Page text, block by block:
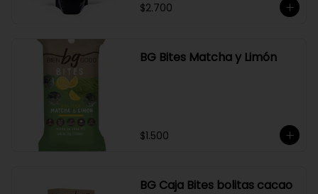
$2.700
BG Bites Matcha y Limón
$1.500
BG Caja Bites bolitas cacao